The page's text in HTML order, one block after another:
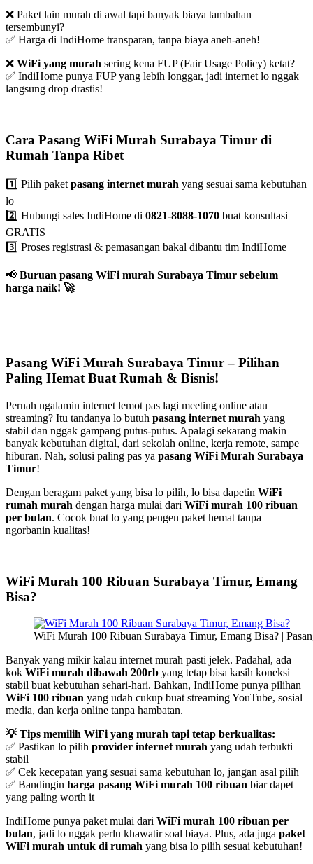
❌ Paket lain murah di awal tapi banyak biaya tambahan
tersembunyi?
✅ Harga di IndiHome transparan, tanpa biaya aneh-aneh!
❌ WiFi yang murah sering kena FUP (Fair Usage Policy) ketat?
✅ IndiHome punya FUP yang lebih longgar, jadi internet lo nggak
langsung drop drastis!
Cara Pasang WiFi Murah Surabaya Timur di
Rumah Tanpa Ribet
1️⃣ Pilih paketpasang internet murah yang sesuai sama kebutuhan
lo
2️⃣ Hubungi sales IndiHome di 0821-8088-1070 buat konsultasi
GRATIS
3️⃣ Proses registrasi & pemasangan bakal dibantu tim IndiHome
📢 Buruan pasang WiFi murah Surabaya Timur sebelum
harga naik! 🚀
Pasang WiFi Murah Surabaya Timur – Pilihan
Paling Hemat Buat Rumah & Bisnis!
Pernah ngalamin internet lemot pas lagi meeting online atau
streaming? Itu tandanya lo butuh pasang internet murah yang
stabil dan nggak gampang putus-putus. Apalagi sekarang makin
banyak kebutuhan digital, dari sekolah online, kerja remote, sampe
hiburan. Nah, solusi paling pas ya pasang WiFi Murah Surabaya
Timur!
Dengan beragam paket yang bisa lo pilih, lo bisa dapetin WiFi
rumah murah dengan harga mulai dari WiFi murah 100 ribuan
per bulan. Cocok buat lo yang pengen paket hemat tanpa
ngorbanin kualitas!
WiFi Murah 100 Ribuan Surabaya Timur, Emang
Bisa?
WiFi Murah 100 Ribuan Surabaya Timur, Emang Bisa? |
Banyak yang mikir kalau internet murah pasti jelek. Padahal, ada
kok WiFi murah dibawah 200rb yang tetap bisa kasih koneksi
stabil buat kebutuhan sehari-hari. Bahkan, IndiHome punya pilihan
WiFi 100 ribuan yang udah cukup buat streaming YouTube, sosial
media, dan kerja online tanpa hambatan.
💡 Tips memilih WiFi yang murah tapi tetap berkualitas:
✅ Pastikan lo pilih provider internet murah yang udah terbukti
stabil
✅ Cek kecepatan yang sesuai sama kebutuhan lo, jangan asal pilih
✅ Bandingin harga pasang WiFi murah 100 ribuan biar dapet
yang paling worth it
IndiHome punya paket mulai dari WiFi murah 100 ribuan per
bulan, jadi lo nggak perlu khawatir soal biaya. Plus, ada juga paket
WiFi murah untuk di rumah yang bisa lo pilih sesuai kebutuhan!